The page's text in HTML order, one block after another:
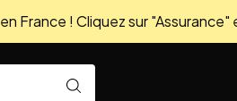
France ! Cliquez sur "Assurance"